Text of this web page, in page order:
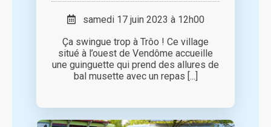
samedi 17 juin 2023 à 12h00
Ça swingue trop à Trôo ! Ce village
situé à l’ouest de Vendôme accueille
une guinguette qui prend des allures de
bal musette avec un repas [...]